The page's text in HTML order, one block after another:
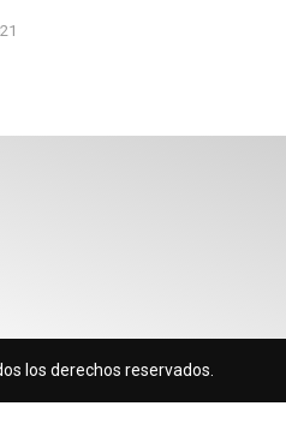
los derechos reservados.